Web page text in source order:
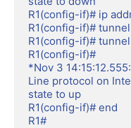
R1(config-if)# ip
R1(config-if)# tunnel
R1(config-if)#
R1(config-if)#
*Nov 3
Line protocol on
state to up
R1(config-if)# end
R1#